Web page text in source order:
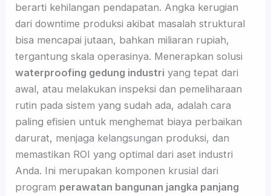
berarti kehilangan pendapatan. Angka kerugian
dari downtime produksi akibat masalah struktural
bisa mencapai jutaan, bahkan miliaran rupiah,
tergantung skala operasinya. Menerapkan solusi
waterproofing gedung industri yang tepat dari
awal, atau melakukan inspeksi dan pemeliharaan
rutin pada sistem yang sudah ada, adalah cara
paling efisien untuk menghemat biaya perbaikan
darurat, menjaga kelangsungan produksi, dan
memastikan ROI yang optimal dari aset industri
Anda. Ini merupakan komponen krusial dari
program perawatan bangunan jangka panjang